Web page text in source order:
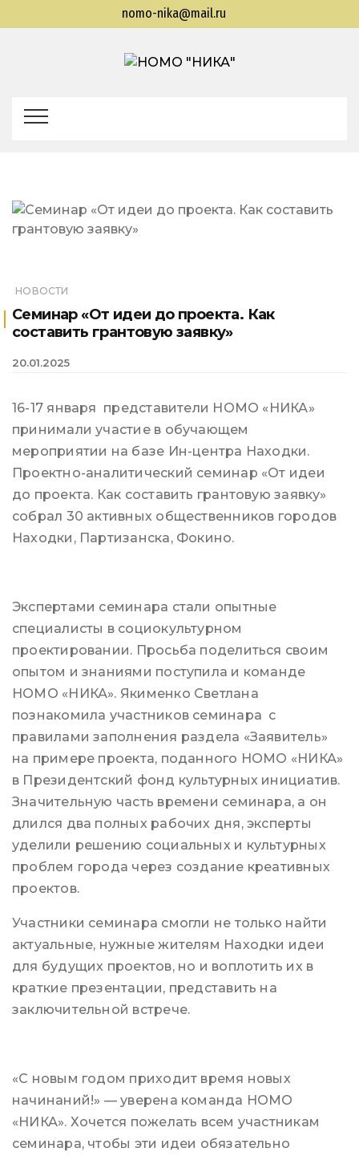
nomo-nika@mail.ru
организация "Находкинская интеллектуальная
НОВОСТИ
Cеминар «От идеи до проекта. Как
составить грантовую заявку»
20.01.2025
16-17 января представители НОМО «НИКА»
принимали участие в обучающем
мероприятии на базе Ин-центра Находки.
Проектно-аналитический семинар «От идеи
до проекта. Как составить грантовую заявку»
собрал 30 активных общественников городов
Находки, Партизанска, Фокино.
Экспертами семинара стали опытные
специалисты в социокультурном
проектировании. Просьба поделиться своим
опытом и знаниями поступила и команде
НОМО «НИКА». Якименко Светлана
познакомила участников семинара с
правилами заполнения раздела «Заявитель»
на примере проекта, поданного НОМО «НИКА»
в Президентский фонд культурных инициатив.
Значительную часть времени семинара, а он
длился два полных рабочих дня, эксперты
уделили решению социальных и культурных
проблем города через создание креативных
проектов.
Участники семинара смогли не только найти
актуальные, нужные жителям Находки идеи
для будущих проектов, но и воплотить их в
краткие презентации, представить на
заключительной встрече.
«С новым годом приходит время новых
начинаний!» — уверена команда НОМО
«НИКА». Хочется пожелать всем участникам
семинара, чтобы эти идеи обязательно